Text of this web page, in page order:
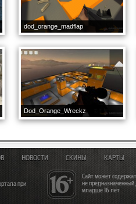
dod_orange_madflap
Dod_Orange_Wreckz
Сайт может
не
младше 16 лет
НОВОСТИ СКИНЫ КАРТЫ
при